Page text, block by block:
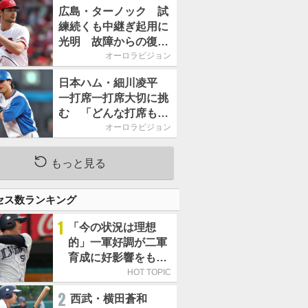
催
広島・ターノック 試
練続くも中継ぎ起用に
光明 故障からの復帰
期す／助っ人前半戦通
オーロラビジョン
日本ハム・細川凌平
一打席一打席大切に挑
む 「どんな打席も何
か意味のある打席にし
く！
オーロラビジョン
もっと見る
ス数ランキング
1
「今の状況は理想
的」一軍好調が二軍
育成に好影響をもた
らす西武 象徴は高
HOT TOPIC
2 西武・横田蒼和